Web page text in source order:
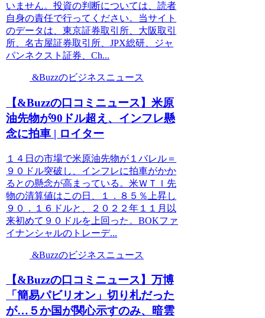
いません。投資の判断については、読者
自身の責任で行ってください。当サイト
のデータは、東京証券取引所、大阪取引
所、名古屋証券取引所、JPX総研、ジャ
パンネクスト証券、Ch...
&Buzzのビジネスニュース
【&Buzzの口コミニュース】米原
油先物が90ドル超え、インフレ懸
念に拍車 | ロイター
１４日の市場で米原油先物が１バレル＝
９０ドル突破し、インフレに拍車がかか
るとの懸念が高まっている。米ＷＴＩ先
物の清算値はこの日、１．８５％上昇し
９０．１６ドルと、２０２２年１１月以
来初めて９０ドルを上回った。BOKファ
イナンシャルのトレーデ...
&Buzzのビジネスニュース
【&Buzzの口コミニュース】万博
「簡易パビリオン」切り札だった
が…５か国が関心示すのみ、暗雲